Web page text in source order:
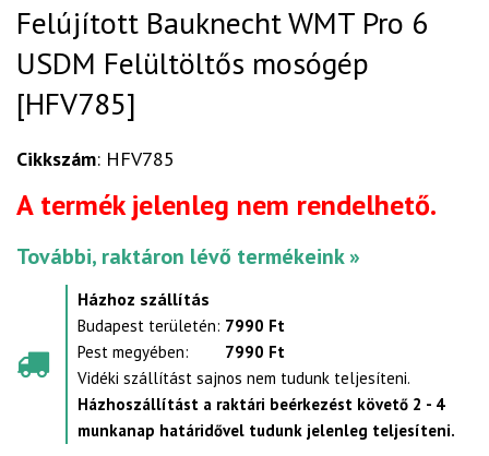
Felújított Bauknecht WMT Pro 6
USDM Felültöltős mosógép
[HFV785]
Cikkszám: HFV785
A termék jelenleg nem rendelhető.
További, raktáron lévő termékeink »
Házhoz szállítás
Budapest területén: 7990 Ft
Pest megyében:
7990 Ft
Vidéki szállítást sajnos nem tudunk teljesíteni.
Házhoszállítást a raktári beérkezést követő 2 - 4
munkanap határidővel tudunk jelenleg teljesíteni.